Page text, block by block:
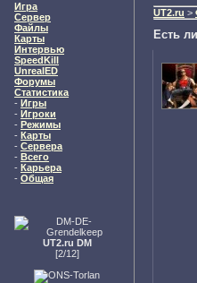
Игра
Сервер
Файлы
Карты
Интервью
SpeedKill
UnrealED
Форумы
Статистика
- Игры
- Игроки
- Режимы
- Карты
- Сервера
- Всего
- Карьера
- Общая
UT2.ru DM
[2/12]
UT2.ru >
Есть